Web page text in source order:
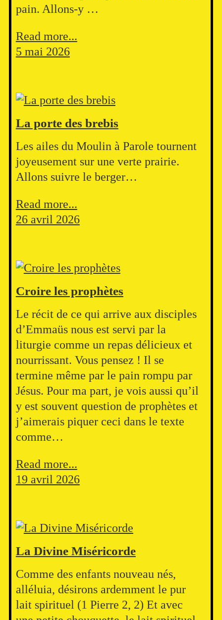
pain. Allons-y …
Read more...
5 mai 2026
La porte des brebis
Les ailes du Moulin à Parole tournent
joyeusement sur une verte prairie.
Allons suivre le berger…
Read more...
26 avril 2026
Croire les prophètes
Le récit de ce qui arrive aux disciples
d’Emmaüs nous est servi par la
liturgie comme un repas délicieux et
nourrissant. Vous pensez ! Il se
termine même par le pain rompu par
Jésus. Pour ma part, je vois aussi qu’il
y est souvent question de prophètes et
j’aimerais piquer ceci dans le texte
comme…
Read more...
19 avril 2026
La Divine Miséricorde
Comme des enfants nouveau nés,
alléluia, désirons ardemment le pur
lait spirituel (1 Pierre 2, 2) Et avec